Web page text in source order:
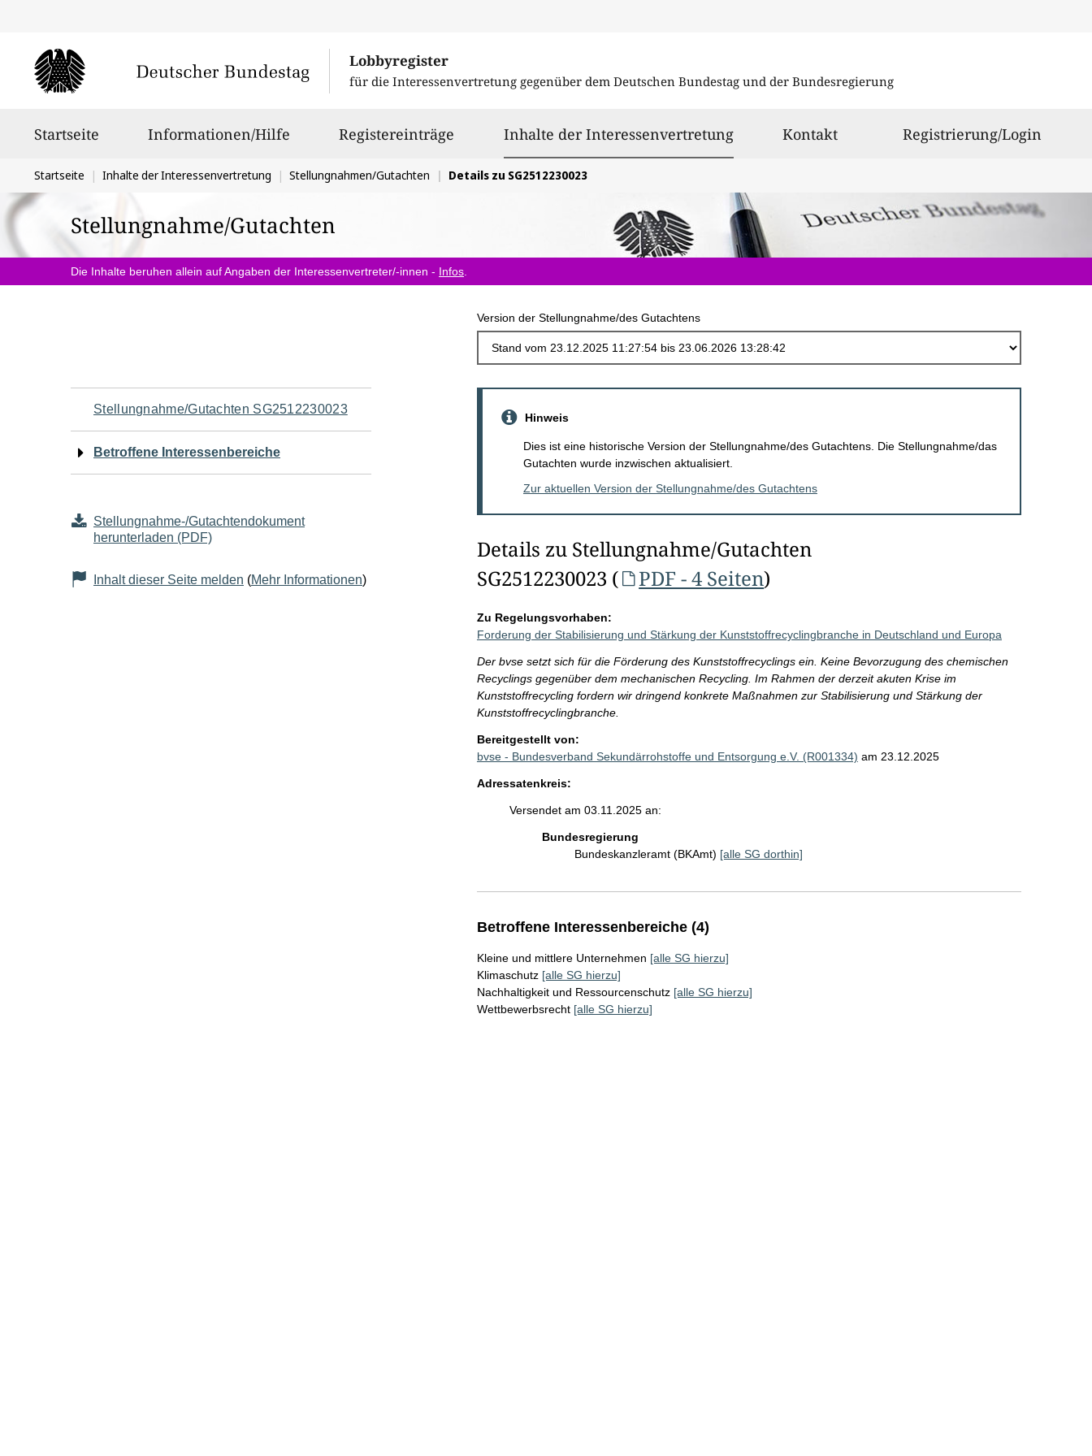
Lobbyregister
für die Interessenvertretung gegenüber dem Deutschen Bundestag und der Bundesregierung
Startseite Informationen/Hilfe Registereinträge Inhalte der Interessenvertretungausgewählt
Kontakt Registrierung/Login
Sie
befinden
sich
hier:
Startseite Inhalte der Interessenvertretung Stellungnahmen/Gutachten Details zu SG2512230023
Stellungnahme/Gutachten
Die Inhalte beruhen allein auf Angaben der Interessenvertreter/-innen - Infos
Version der Stellungnahme/des Gutachtens
Navigation
für
Seiteninhalt
Stellungnahme/Gutachten SG2512230023
Betroffene Interessenbereiche
Stellungnahme-/Gutachtendokument
herunterladen (PDF)
Inhalt dieser Seite melden (Mehr Informationen)
Hinweis
Dies ist eine historische Version der Stellungnahme/des Gutachtens. Die Stellungnahme/das
Gutachten wurde inzwischen aktualisiert.
Zur aktuellen Version der Stellungnahme/des Gutachtens
Details zu Stellungnahme/Gutachten
SG2512230023 (
PDF - 4 Seiten)
Zu Regelungsvorhaben:
Forderung der Stabilisierung und Stärkung der Kunststoffrecyclingbranche in Deutschland und Europa
Der bvse setzt sich für die Förderung des Kunststoffrecyclings ein. Keine Bevorzugung des chemischen
Recyclings gegenüber dem mechanischen Recycling. Im Rahmen der derzeit akuten Krise im
Kunststoffrecycling fordern wir dringend konkrete Maßnahmen zur Stabilisierung und Stärkung der
Kunststoffrecyclingbranche.
Bereitgestellt von:
bvse - Bundesverband Sekundärrohstoffe und Entsorgung e.V. (R001334) am 23.12.2025
Adressatenkreis:
Versendet am 03.11.2025 an:
Bundesregierung
Bundeskanzleramt (BKAmt) [alle SG dorthin]
Betroffene Interessenbereiche (4)
Kleine und mittlere Unternehmen [alle SG hierzu]
Klimaschutz [alle SG hierzu]
Nachhaltigkeit und Ressourcenschutz [alle SG hierzu]
Wettbewerbsrecht [alle SG hierzu]